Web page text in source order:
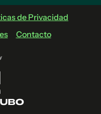
de Privacidad
Contacto